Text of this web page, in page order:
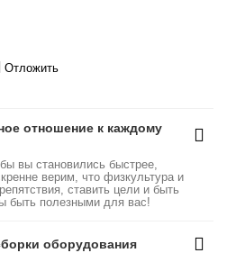
Отложить
отношение к каждому
вы становились быстрее,
верим, что физкультура и
ставить цели и быть
полезными для вас!
оборудования